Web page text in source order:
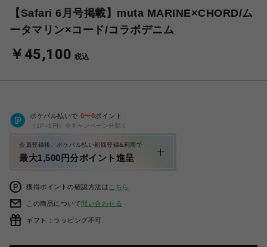
【Safari 6月号掲載】muta MARINE×CHORD/ム
ータマリン×コード/コラボデニム
￥45,100 税込
ポケパル払いで 0〜0ポイント
（1P=1円）※キャンペーン分除く
会員登録後、ポケパル払い初回登録&利用で
最大1,500円分ポイント進呈
獲得ポイントの確認方法は こちら
この商品について問い合わせる
ギフト：ラッピング不可